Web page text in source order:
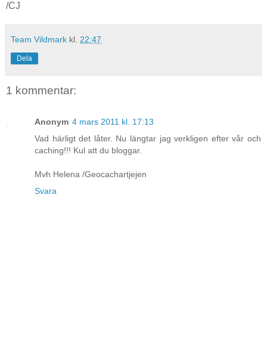
/CJ
Team Vildmark kl. 22:47
Dela
1 kommentar:
Anonym 4 mars 2011 kl. 17:13
Vad härligt det låter. Nu längtar jag verkligen efter vår och
caching!!! Kul att du bloggar.
Mvh Helena /Geocachartjejen
Svara